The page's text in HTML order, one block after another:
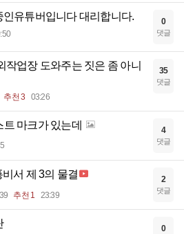
유튜버입니다 대리합니다. 0
댓글
작업장 도와주는 짓은 좀 아니
추천 3 03:26
35
댓글
마크가 있는데 4
댓글
서 제 3의 물결
추천 1 23:39
2
댓글
0